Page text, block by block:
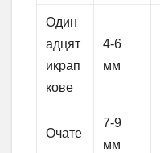
Один
адцят
икрап
кове
4-6
мм
Очате
7-9
мм